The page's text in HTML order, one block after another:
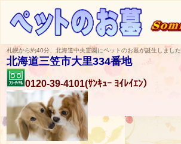
札幌から約40分、北海道中央霊園にペットのお墓が誕生しました
北海道三笠市大里334番地
0120-39-4101(ｻﾝｷｭｰ ﾖｲﾚｲｴﾝ）